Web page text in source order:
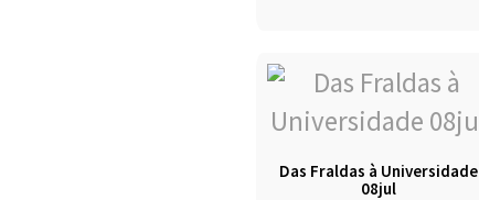
Das Fraldas à Universidade
08jul